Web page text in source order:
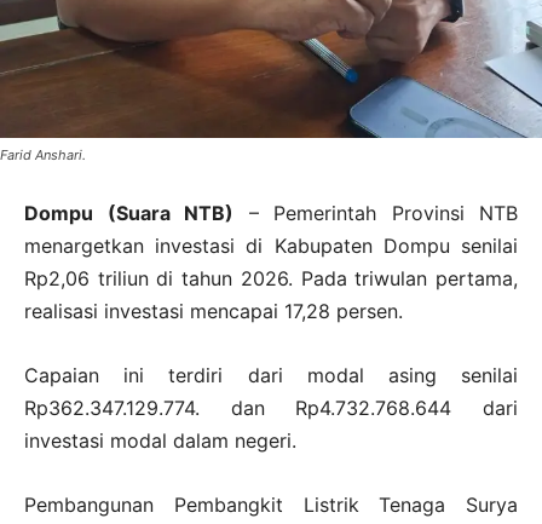
Farid Anshari.
Dompu (Suara NTB) – Pemerintah Provinsi NTB
menargetkan investasi di Kabupaten Dompu senilai
Rp2,06 triliun di tahun 2026. Pada triwulan pertama,
realisasi investasi mencapai 17,28 persen.
Capaian ini terdiri dari modal asing senilai
Rp362.347.129.774. dan Rp4.732.768.644 dari
investasi modal dalam negeri.
Pembangunan Pembangkit Listrik Tenaga Surya